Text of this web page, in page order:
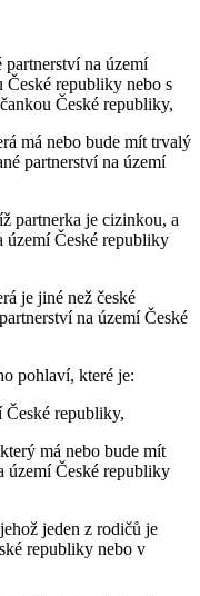
partnerství na území
České republiky nebo s
České republiky,
má nebo bude mít trvalý
partnerství na území
partnerka je cizinkou, a
území České republiky
je jiné než české
na území České
pohlaví, které je:
České republiky,
má nebo bude mít
území České republiky
jeden z rodičů je
republiky nebo v